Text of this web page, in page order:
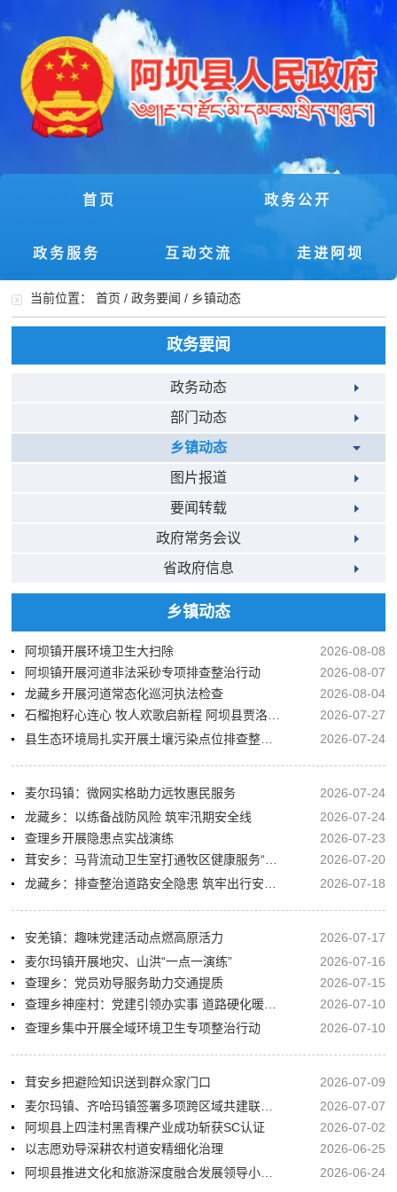
首页 政务公开
政务服务 互动交流 走进阿坝
当前位置：首页 /政务要闻 / 乡镇动态
政务要闻
政务动态
部门动态
乡镇动态
图片报道
要闻转载
政府常务会议
省政府信息
乡镇动态
阿坝镇开展环境卫生大扫除
2026-08-08
阿坝镇开展河道非法采砂专项排查整治行动
2026-08-07
龙藏乡开展河道常态化巡河执法检查
2026-08-04
2026-07-27
2026-07-24
麦尔玛镇：微网实格助力远牧惠民服务
2026-07-24
龙藏乡：以练备战防风险 筑牢汛期安全线
2026-07-24
查理乡开展隐患点实战演练
2026-07-23
2026-07-20
2026-07-18
安羌镇：趣味党建活动点燃高原活力
2026-07-17
麦尔玛镇开展地灾、山洪“一点一演练”
2026-07-16
查理乡：党员劝导服务助力交通提质
2026-07-15
2026-07-10
查理乡集中开展全域环境卫生专项整治行动
2026-07-10
茸安乡把避险知识送到群众家门口
2026-07-09
2026-07-07
阿坝县上四洼村黑青稞产业成功斩获SC认证
2026-07-02
以志愿劝导深耕农村道安精细化治理
2026-06-25
2026-06-24